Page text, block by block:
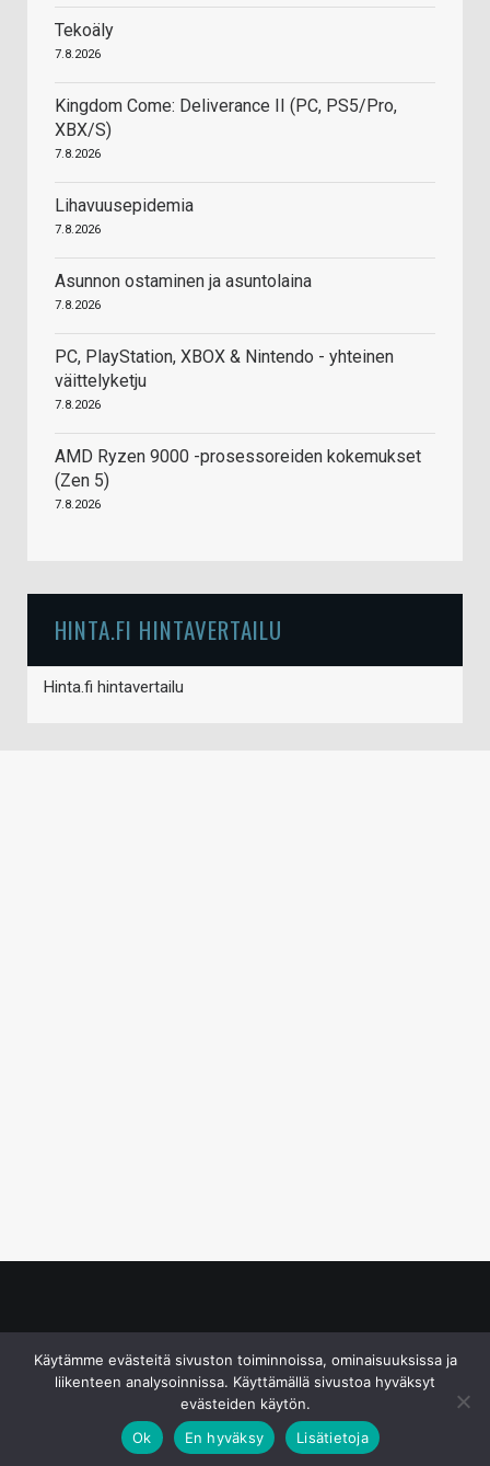
Tekoäly
7.8.2026
Kingdom Come: Deliverance II (PC, PS5/Pro,
XBX/S)
7.8.2026
Lihavuusepidemia
7.8.2026
Asunnon ostaminen ja asuntolaina
7.8.2026
PC, PlayStation, XBOX & Nintendo - yhteinen
väittelyketju
7.8.2026
AMD Ryzen 9000 -prosessoreiden kokemukset
(Zen 5)
7.8.2026
HINTA.FI HINTAVERTAILU
Hinta.fi hintavertailu
Käytämme evästeitä sivuston toiminnoissa, ominaisuuksissa ja
liikenteen analysoinnissa. Käyttämällä sivustoa hyväksyt
evästeiden käytön.
Ok
En hyväksy Lisätietoja